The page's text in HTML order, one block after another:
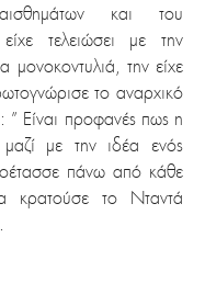
και του
τελειώσει με την
μονοκοντυλιά, την είχε
το αναρχικό
” Είναι προφανές πως η
με την ιδέα ενός
πάνω από κάθε
κρατούσε το Νταντά